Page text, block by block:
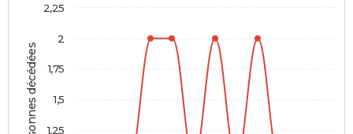
Personnes décédées 1,25
1,5
1,75
2
2,25